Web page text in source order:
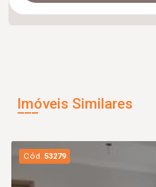
Imóveis Similares
Cód.53279